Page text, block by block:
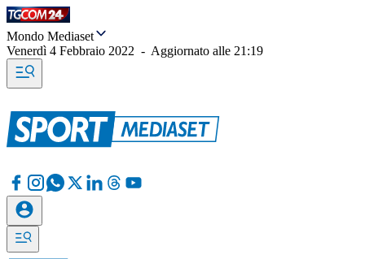
Mondo Mediaset
Venerdì 4 Febbraio 2022 - Aggiornato alle 21:19